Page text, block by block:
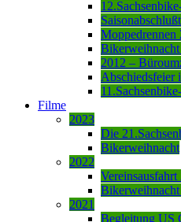
Moppedrennen
Bikerweihnacht
2012 –
Abschiedsfeier
Filme
2023
Die
Bikerweihnacht
2022
Vereinsausfahrt
Bikerweihnacht
2021
Begleitung US